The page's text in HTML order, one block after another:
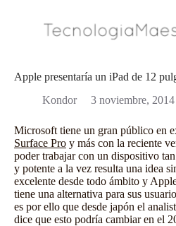
Apple presentaría un iPad de 12
Kondor
3 noviembre, 2014
Microsoft tiene un gran público en
Surface Pro y más con la reciente
poder trabajar con un dispositivo
y potente a la vez resulta una idea
excelente desde todo ámbito y
tiene una alternativa para sus
es por ello que desde japón el
dice que esto podría cambiar en el